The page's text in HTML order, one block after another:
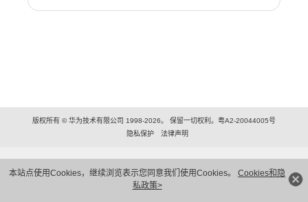
本站点使用Cookies，继续浏览表示您同意我们使用Cookies。 Cookies和隐
私政策>
版权所有 © 华为技术有限公司 1998-2026。 保留一切权利。粤A2-20044005号
隐私保护
法律声明